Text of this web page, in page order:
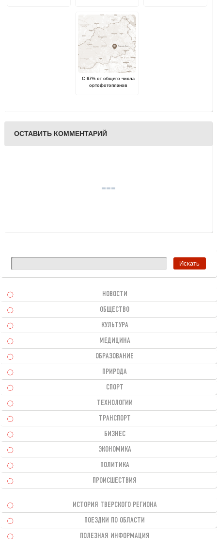
осень в Твери"
С 67% от общего числа
ортофотопланов
ОСТАВИТЬ КОММЕНТАРИЙ
НОВОСТИ
ОБЩЕСТВО
КУЛЬТУРА
МЕДИЦИНА
ОБРАЗОВАНИЕ
ПРИРОДА
СПОРТ
ТЕХНОЛОГИИ
ТРАНСПОРТ
БИЗНЕС
ЭКОНОМИКА
ПОЛИТИКА
ПРОИСШЕСТВИЯ
ИСТОРИЯ ТВЕРСКОГО РЕГИОНА
ПОЕЗДКИ ПО ОБЛАСТИ
ПОЛЕЗНАЯ ИНФОРМАЦИЯ